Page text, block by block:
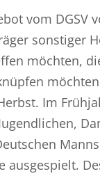
vom DGSV
sonstiger
möchten,
Im
ausgespielt.